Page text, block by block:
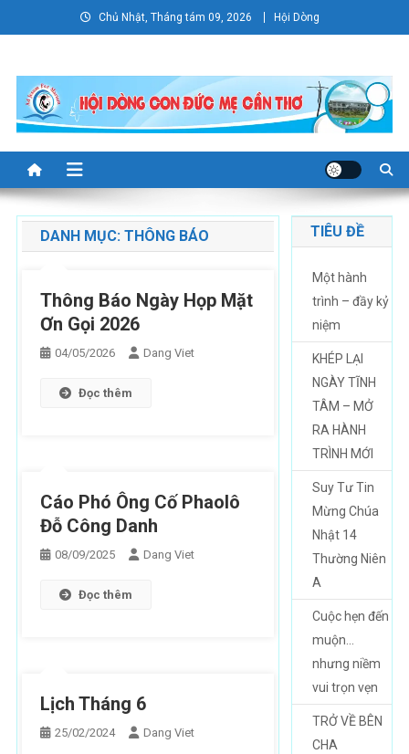
to
Chủ Nhật, Tháng tám 09, 2026 Hội Dòng
DANH MỤC: THÔNG BÁO
Thông Báo Ngày Họp Mặt
Ơn Gọi 2026
04/05/2026 Dang Viet
Đọc thêm
Cáo Phó Ông Cố Phaolô
Đỗ Công Danh
08/09/2025 Dang Viet
Đọc thêm
Lịch Tháng 6
25/02/2024 Dang Viet
TIÊU ĐỀ
Một hành
trình – đầy kỷ
niệm
KHÉP LẠI
NGÀY TĨNH
TÂM – MỞ
RA HÀNH
TRÌNH MỚI
Suy Tư Tin
Mừng Chúa
Nhật 14
Thường Niên
A
Cuộc hẹn đến
muộn…
nhưng niềm
vui trọn vẹn
TRỞ VỀ BÊN
CHA